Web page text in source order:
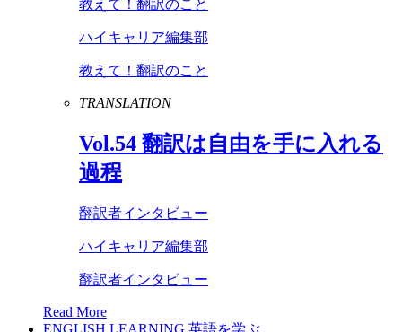
教えて！翻訳のこと
ハイキャリア編集部
教えて！翻訳のこと
TRANSLATION
Vol.54 翻訳は自由を手に入れる
過程
翻訳者インタビュー
ハイキャリア編集部
翻訳者インタビュー
Read More
ENGLISH LEARNING 英語を学ぶ